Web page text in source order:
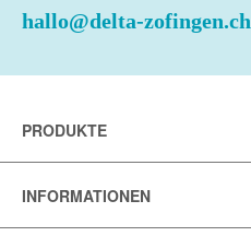
hallo@delta-zofingen.ch
PRODUKTE
INFORMATIONEN